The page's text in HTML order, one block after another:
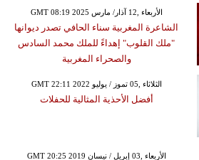
GMT 08:19 2025 الأربعاء ,12 آذار/ مارس
الشاعرة المغربية سناء الحافي تصدر ديوانها
"ملك القلوب" إهداءً للملك محمد السادس
والصحراء المغربية
GMT 22:11 2022 الثلاثاء ,05 تموز / يوليو
أفضل الأحذية المثالية للحفلات
GMT 20:25 2019 الأربعاء ,03 إبريل / نيسان